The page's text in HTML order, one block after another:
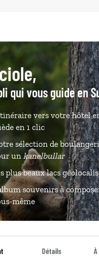
Détails
qui vous guide en
vers votre hôtel
en 1 clic
sélection de
un kanelbullar
plus beaux lacs
souvenirs à
même
DÉCOUVRIR LUCIOLE